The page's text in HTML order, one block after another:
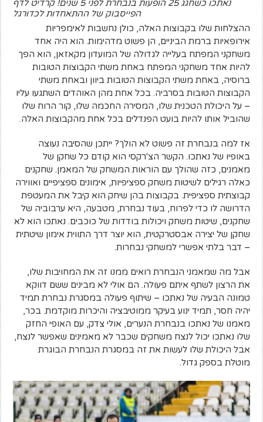
נאתכו כשחגג 25 הופעות בנבחרת לפני 5 שנים! קרדיט לדף
הפייסבוק של ההתאחדות לכדורגל
ההצלחות שלו בקבוצות האלה, כולן נחשבות לאימפריות
אירופאיות ברמת הביניים, הן פשוט מדהימות. הוא היה אחד
משחקני המפתח בעלייה לגדולה של המועדון מקאזאן, הוא הפך
להיות אחד משחקני המפתח באחת משתי הקבוצות הטובות
ברוסיה, באחת משתי הקבוצות הטובות ביוון ובאחת משתי
הקבוצות הטובות בסרביה. בכל אחת מהן האוהדים השתגעו עליו
– על היכולת הטכנית שלו, המסירה החכמה שלו, קור הרוח שלו
שהוביל אותו להיות בועט הפנדלים בכל אחת מהקבוצות האלה.
אז למה בנבחרת זה פשוט לא הולך? ייתכן שהסיבה נעוצה
באופיו של נאתכו. הקשר הצ'רקסי הוא קודם כל שחקן של
מאמנים, כזה שהולך עם הוראות המשחק של המאמן. שחקנים
כאלה רגילים לשיטות משחק ספציפיות, אימונים ספציפיים ואווירה
קבוצתית ספציפית. בקבוצות בהן שיחק הוא קיבל את המעטפת
הדרושה לו כדי לפרוח, בעוד נבחרת, מטבעה, היא ערבוביה של
שחקנים, שיטות משחק ויכולות בודדות של כוכבים. נאתכו הוא לא
שחקן של יצירה אבסטרקטית, הוא יוצר דרך התווית אימון שיטתית
– דבר בלתי אפשרי למשחקי נבחרות.
אבל מה שמאמני הנבחרת רואים ממנו זה את המחויבות שלו,
את הרצון לשתף איתם פעולה. הם אולי לא מבינים ששם דווקא
טמונה הבעיה של נאתכו – שיתוף פעולה במסגרת נבחרת תמיד
יהיה חסר, תמיד ינוע בעיקר ממוטיבציה והיכרות מוקדמת. בכר,
מאמנו של נאתכו בנבחרת הנערים, אולי צדק, עם האופי החזק
שלו נאתכו יכול לנצח משחקים שכבר לא מאמינים שאפשר לנצח,
אבל היכולת שלו לעשות את זה במסגרת הנבחרת הבוגרת
מוטלת בספק גדול.